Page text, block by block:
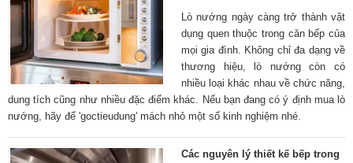
Lò nướng ngày càng trở thành vật
dụng quen thuộc trong căn bếp của
mọi gia đình. Không chỉ đa dạng về
thương hiệu, lò nướng còn có
nhiều loại khác nhau về chức năng,
dung tích cũng như nhiều đặc điểm khác. Nếu bạn đang có ý định mua lò
nướng, hãy để 'goctieudung' mách nhỏ một số kinh nghiệm nhé.
Các nguyên lý thiết kế bếp trong